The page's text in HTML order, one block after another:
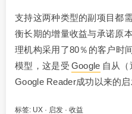
支持这两种类型的副项目都
衡长期的增量收益与承诺原
理机构采用了80％的客户时
模型，这是受 Google 自从
Google Reader成功以来的
标签: UX · 启发 · 收益